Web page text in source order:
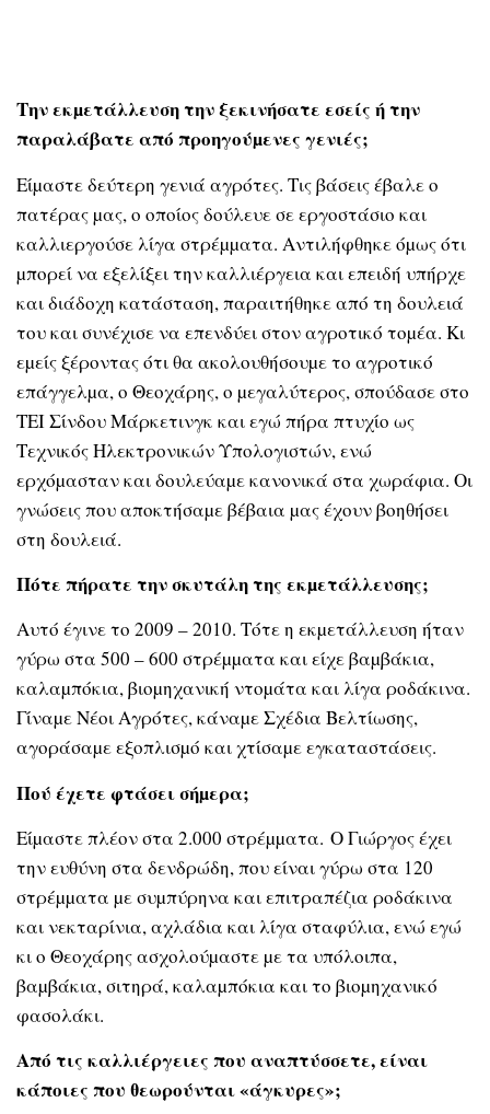
Την εκµετάλλευση την ξεκινήσατε εσείς ή την
παραλάβατε από προηγούµενες γενιές;
Είµαστε δεύτερη γενιά αγρότες. Τις βάσεις έβαλε ο
πατέρας µας, ο οποίος δούλευε σε εργοστάσιο και
καλλιεργούσε λίγα στρέµµατα. Αντιλήφθηκε όµως ότι
µπορεί να εξελίξει την καλλιέργεια και επειδή υπήρχε
και διάδοχη κατάσταση, παραιτήθηκε από τη δουλειά
του και συνέχισε να επενδύει στον αγροτικό τοµέα. Κι
εµείς ξέροντας ότι θα ακολουθήσουµε το αγροτικό
επάγγελµα, ο Θεοχάρης, ο µεγαλύτερος, σπούδασε στο
ΤΕΙ Σίνδου Μάρκετινγκ και εγώ πήρα πτυχίο ως
Τεχνικός Ηλεκτρονικών Υπολογιστών, ενώ
ερχόµασταν και δουλεύαµε κανονικά στα χωράφια. Οι
γνώσεις που αποκτήσαµε βέβαια µας έχουν βοηθήσει
στη δουλειά.
Πότε πήρατε την σκυτάλη της εκµετάλλευσης;
Αυτό έγινε το 2009 – 2010. Τότε η εκµετάλλευση ήταν
γύρω στα 500 – 600 στρέµµατα και είχε βαµβάκια,
καλαµπόκια, βιοµηχανική ντοµάτα και λίγα ροδάκινα.
Γίναµε Νέοι Αγρότες, κάναµε Σχέδια Βελτίωσης,
αγοράσαµε εξοπλισµό και χτίσαµε εγκαταστάσεις.
Πού έχετε φτάσει σήµερα;
Είµαστε πλέον στα 2.000 στρέµµατα. Ο Γιώργος έχει
την ευθύνη στα δενδρώδη, που είναι γύρω στα 120
στρέµµατα µε συµπύρηνα και επιτραπέζια ροδάκινα
και νεκταρίνια, αχλάδια και λίγα σταφύλια, ενώ εγώ
κι ο Θεοχάρης ασχολούµαστε µε τα υπόλοιπα,
βαµβάκια, σιτηρά, καλαµπόκια και το βιοµηχανικό
φασολάκι.
Από τις καλλιέργειες που αναπτύσσετε, είναι
κάποιες που θεωρούνται «άγκυρες»;